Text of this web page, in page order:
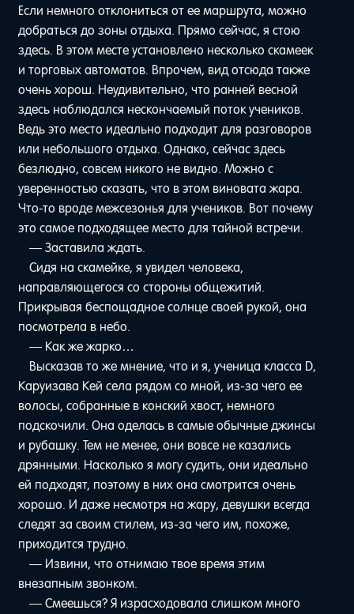
Если немного отклониться от ее маршрута, можно
добраться до зоны отдыха. Прямо сейчас, я стою
здесь. В этом месте установлено несколько скамеек
и торговых автоматов. Впрочем, вид отсюда также
очень хорош. Неудивительно, что ранней весной
здесь наблюдался нескончаемый поток учеников.
Ведь это место идеально подходит для разговоров
или небольшого отдыха. Однако, сейчас здесь
безлюдно, совсем никого не видно. Можно с
уверенностью сказать, что в этом виновата жара.
Что-то вроде межсезонья для учеников. Вот почему
это самое подходящее место для тайной встречи.
— Заставила ждать.
Сидя на скамейке, я увидел человека,
направляющегося со стороны общежитий.
Прикрывая беспощадное солнце своей рукой, она
посмотрела в небо.
— Как же жарко…
Высказав то же мнение, что и я, ученица класса D,
Каруизава Кей села рядом со мной, из-за чего ее
волосы, собранные в конский хвост, немного
подскочили. Она оделась в самые обычные джинсы
и рубашку. Тем не менее, они вовсе не казались
дрянными. Насколько я могу судить, они идеально
ей подходят, поэтому в них она смотрится очень
хорошо. И даже несмотря на жару, девушки всегда
следят за своим стилем, из-за чего им, похоже,
приходится трудно.
— Извини, что отнимаю твое время этим
внезапным звонком.
— Смеешься? Я израсходовала слишком много